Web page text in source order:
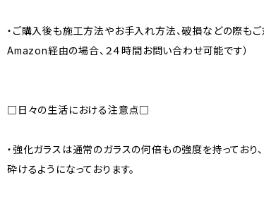
・ご購入後も施工方法やお手入れ方法、破損などの際もご
Amazon経由の場合、２４時間お問い合わせ可能です）
□日々の生活における注意点□
・強化ガラスは通常のガラスの何倍もの強度を持ってお
砕けるようになっております。